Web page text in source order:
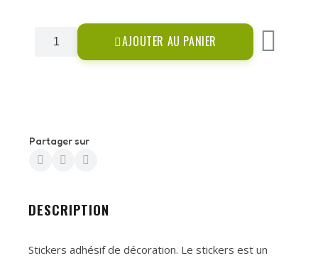
AJOUTER AU PANIER
Partager sur
DESCRIPTION
Stickers adhésif de décoration. Le stickers est un